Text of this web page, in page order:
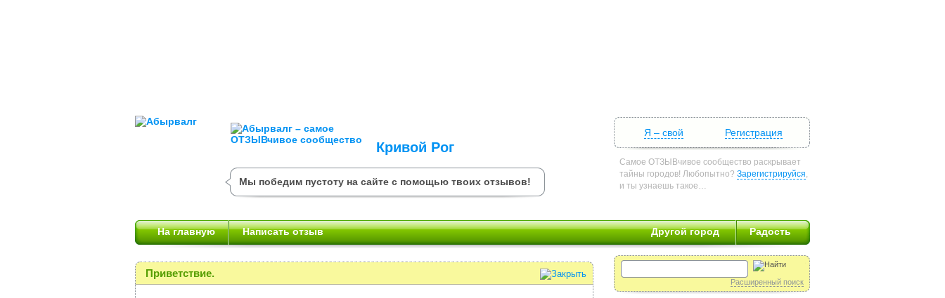
Кривой Рог
Мы победим пустоту на сайте с помощью твоих отзывов!
Я – свой Регистрация
Самое ОТЗЫВчивое сообщество раскрывает
тайны городов! Любопытно? Зарегистрируйся,
и ты узнаешь такое…
На главную Написать отзыв Другой город Радость
Приветствие.
Расширенный поиск